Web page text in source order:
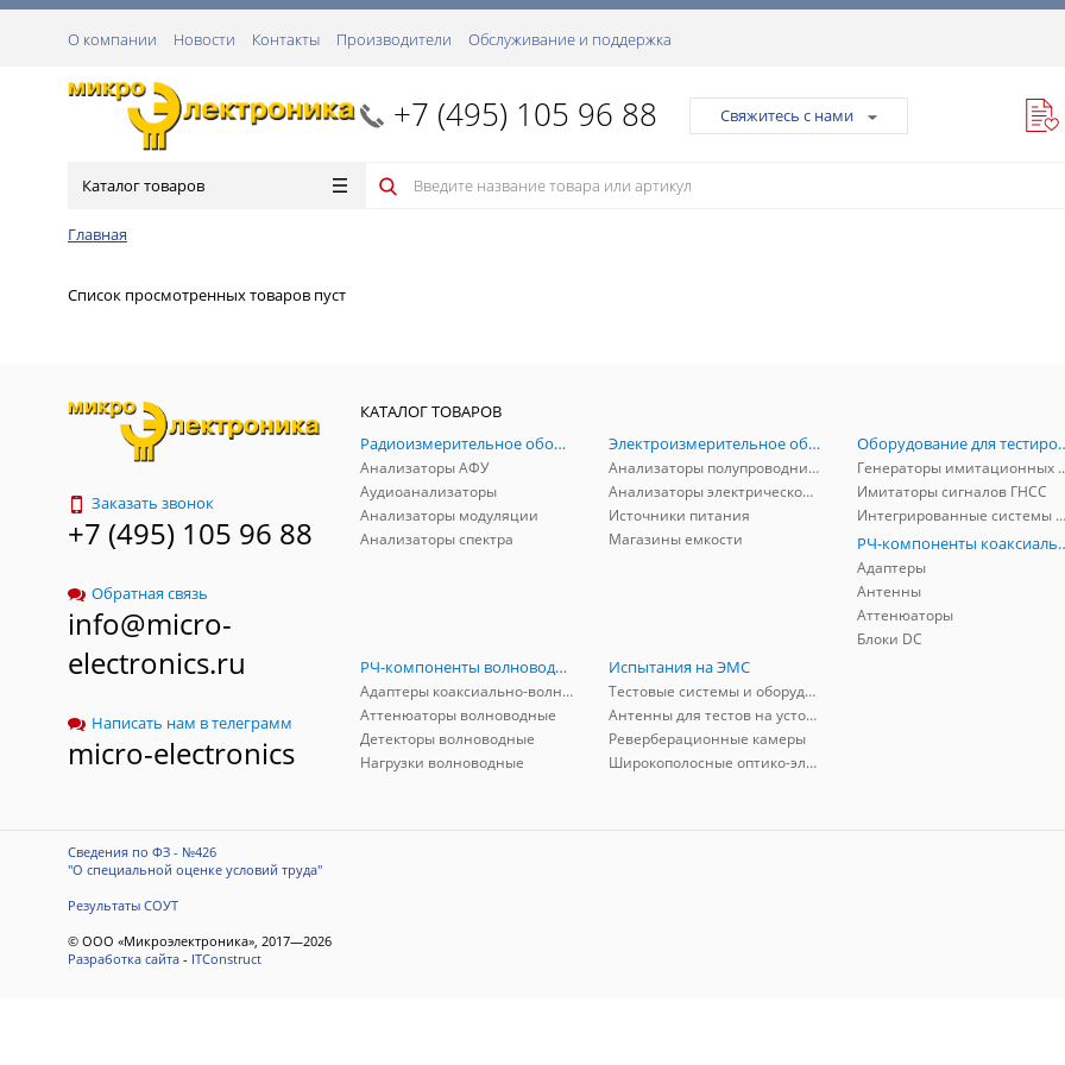
О компании Новости Контакты Производители Обслуживание и поддержка
+7 (495) 105 96 88 Свяжитесь с нами
Каталог товаров
Главная
Список просмотренных товаров пуст
Заказать звонок
+7 (495) 105 96 88
Обратная связь
info@micro-
electronics.ru
Написать нам в телеграмм
micro-electronics
КАТАЛОГ ТОВАРОВ
Радиоизмерительное оборудование
Анализаторы АФУ
Аудиоанализаторы
Анализаторы модуляции
Анализаторы спектра
Электроизмерительное оборудование
Анализаторы полупроводников
Анализаторы электрической мощности
Источники питания
Магазины емкости
Оборудование
Генераторы
Имитаторы сигналов ГНСС
Интегрированные системы защиты от ГНСС-помех
РЧ-
Адаптеры
Антенны
Аттенюаторы
Блоки DC
РЧ-компоненты волноводные
Адаптеры коаксиально-волноводные
Аттенюаторы волноводные
Детекторы волноводные
Нагрузки волноводные
Испытания на ЭМС
Тестовые системы и оборудование
Антенны для тестов на устойчивость к ЭМП
Реверберационные камеры
Широкополосные оптико-электрические линии
Сведения по ФЗ - №426
"О специальной оценке условий труда"
Результаты СОУТ
© ООО «Микроэлектроника», 2017—2026
Разработка сайта - ITConstruct